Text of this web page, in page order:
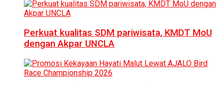
Perkuat kualitas SDM pariwisata, KMDT MoU
dengan Akpar UNCLA